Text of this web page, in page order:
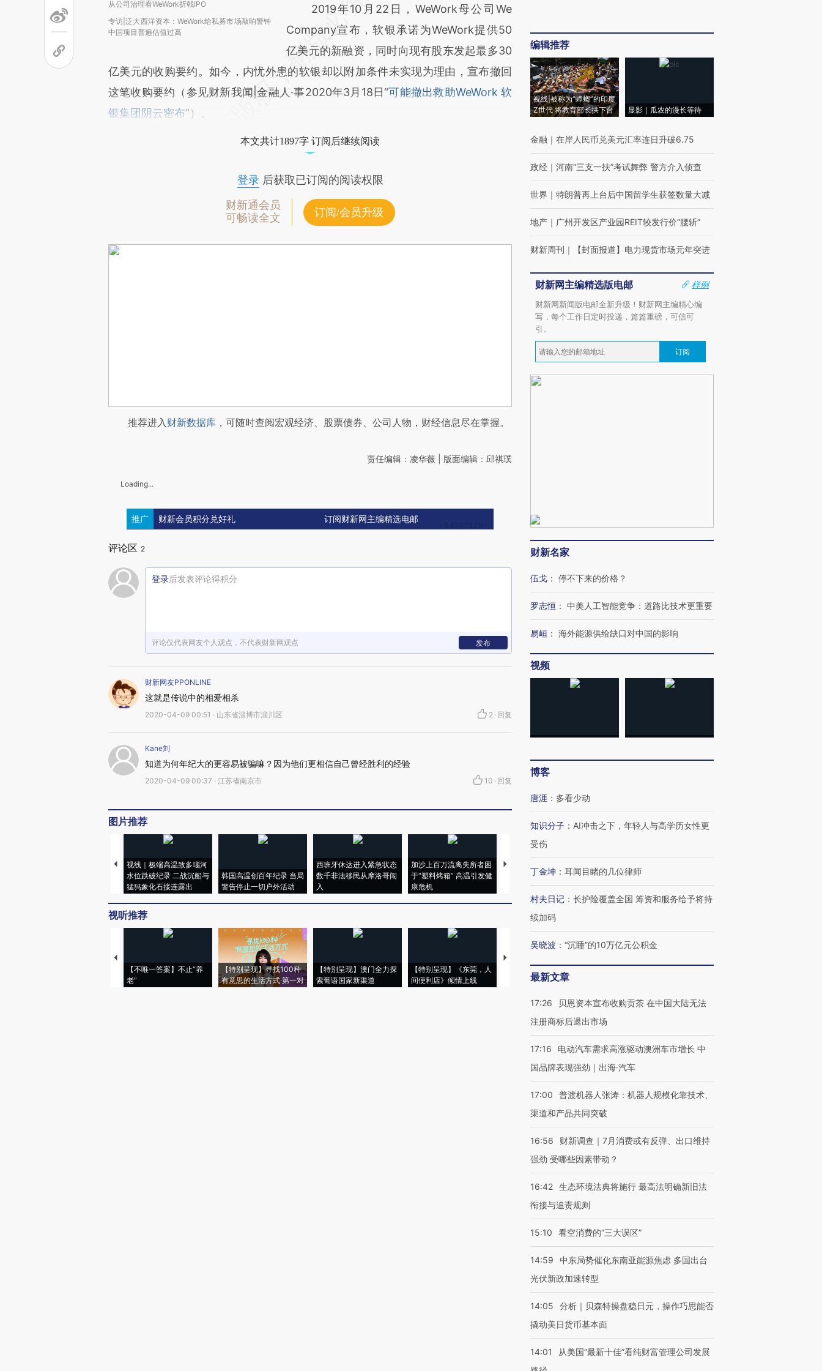
从公司治理看WeWork折戟IPO
专访|泛大西洋资本：WeWork给私募市场敲响警钟
中国项目普遍估值过高
2019年10月22日，WeWork母公司We
Company宣布，软银承诺为WeWork提供50
亿美元的新融资，同时向现有股东发起最多30
亿美元的收购要约。如今，内忧外患的软银却以附加条件未实现为理由，宣布撤回
这笔收购要约（参见财新我闻|金融人·事2020年3月18日“可能撤出救助WeWork 软
银集团阴云密布”）。
本文共计1897字 订阅后继续阅读
登录后获取已订阅的阅读权限
财新通会员
可畅读全文
订阅/会员升级
推荐进入财新数据库 ，可随时查阅宏观经济、股票债券、公司人物，财经信息尽在掌握。
责任编辑：凌华薇 | 版面编辑：邱祺璞
Loading...
推广 财新会员积分兑好礼 订阅财新网主编精选电邮
评论区 2
登录后发表评论得积分
评论仅代表网友个人观点，不代表财新网观点 发布
财新网友PPONLINE
这就是传说中的相爱相杀
2020-04-09 00:51 · 山东省淄博市淄川区 2 · 回复
Kane刘
知道为何年纪大的更容易被骗嘛？因为他们更相信自己曾经胜利的经验
2020-04-09 00:37 · 江苏省南京市 10 · 回复
图片推荐
视线｜极端高温致多瑙河
水位跌破纪录 二战沉船与
猛犸象化石接连露出
韩国高温创百年纪录 当局
警告停止一切户外活动
西班牙休达进入紧急状态
数千非法移民从摩洛哥闯
入
加沙上百万流离失所者困
于“塑料烤箱” 高温引发健
康危机
马航飞行员跨国走私7万
粒摇头丸 尿检体内含3种
术：是什么让中产们甘
心“花钱找虐”？
要防空导弹“救急”
视听推荐
【不唯一答案】不止“养
老”
【特别呈现】寻找100种
有意思的生活方式·第一对
【特别呈现】澳门全力探
索葡语国家新渠道
【特别呈现】《东莞，人
间便利店》倾情上线
【推广】走进第四届链博
会，让数智科技“链”接产
编辑推荐
视线|被称为“蟑螂”的印度
Z世代 将教育部长拱下台
显影｜瓜农的漫长等待
金融 ｜ 在岸人民币兑美元汇率连日升破6.75
政经 ｜ 河南“三支一扶”考试舞弊 警方介入侦查
世界 ｜ 特朗普再上台后中国留学生获签数量大减
地产 ｜ 广州开发区产业园REIT较发行价“腰斩”
财新周刊 ｜ 【封面报道】电力现货市场元年突进
财新网主编精选版电邮
样例
财新网新闻版电邮全新升级！财新网主编精心编
写，每个工作日定时投递，篇篇重磅，可信可
引。
订阅
财新名家
伍戈 ： 停不下来的价格？
罗志恒 ： 中美人工智能竞争：道路比技术更重要
易峘 ： 海外能源供给缺口对中国的影响
视频
博客
唐涯 ： 多看少动
知识分子 ： AI冲击之下，年轻人与高学历女性更
受伤
丁金坤 ： 耳闻目睹的几位律师
村夫日记 ： 长护险覆盖全国 筹资和服务给予将持
续加码
吴晓波 ： “沉睡”的10万亿元公积金
最新文章
17:26
贝恩资本宣布收购贡茶 在中国大陆无法
注册商标后退出市场
17:16
电动汽车需求高涨驱动澳洲车市增长 中
国品牌表现强劲｜出海·汽车
17:00
普渡机器人张涛：机器人规模化靠技术、
渠道和产品共同突破
16:56
财新调查｜7月消费或有反弹、出口维持
强劲 受哪些因素带动？
16:42 生态环境法典将施行 最高法明确新旧法
衔接与追责规则
15:10 看空消费的“三大误区”
14:59
中东局势催化东南亚能源焦虑 多国出台
光伏新政加速转型
14:05
分析｜贝森特操盘稳日元，操作巧思能否
撬动美日货币基本面
14:01
从美国“最新十佳”看纯财富管理公司发展